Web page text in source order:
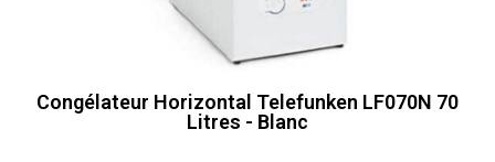
Congélateur Horizontal Telefunken LF070N 70
Litres - Blanc